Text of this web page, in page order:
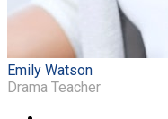
Emily Watson
Drama Teacher